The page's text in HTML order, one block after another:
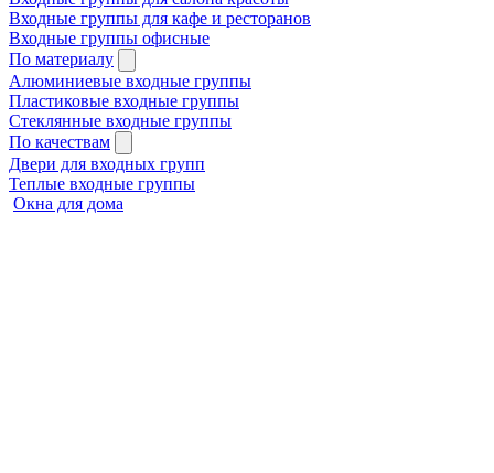
Входные группы для кафе и ресторанов
Входные группы офисные
По материалу
Алюминиевые входные группы
Пластиковые входные группы
Стеклянные входные группы
По качествам
Двери для входных групп
Теплые входные группы
Окна для дома